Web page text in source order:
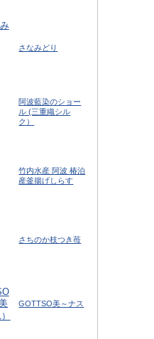
さなみどり
阿波藍染のショー
ル (三重織シル
ク）
竹内水産 阿波 椿泊
産釜揚げしらす
さちのか枝つき苺
GOTTSO美～ナス